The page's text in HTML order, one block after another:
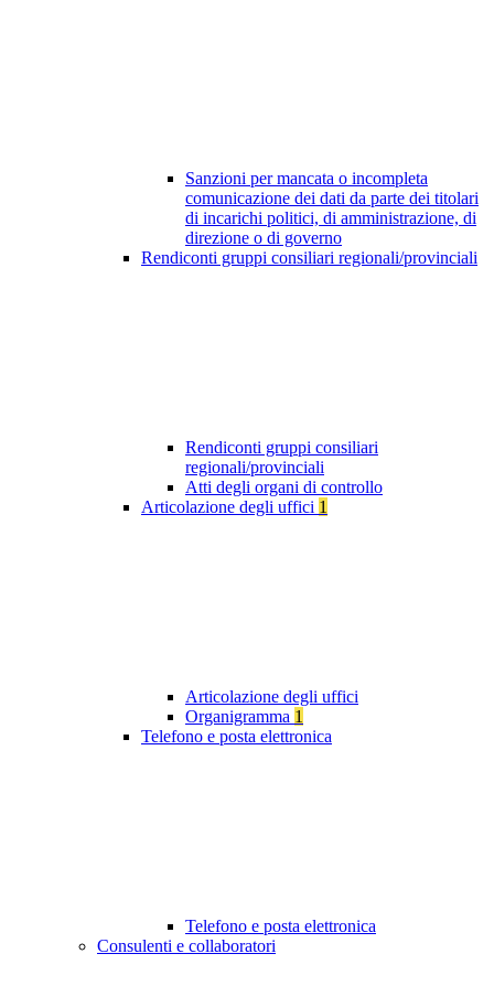
Sanzioni per mancata o incompleta
comunicazione dei dati da parte dei titolari
di incarichi politici, di amministrazione, di
direzione o di governo
Rendiconti gruppi consiliari regionali/provinciali
Rendiconti gruppi consiliari
regionali/provinciali
Atti degli organi di controllo
Articolazione degli uffici 1
Articolazione degli uffici
Organigramma 1
Telefono e posta elettronica
Telefono e posta elettronica
Consulenti e collaboratori